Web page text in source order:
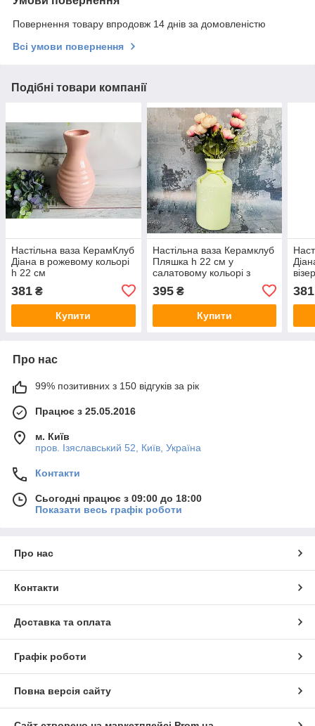
Повернення товару впродовж 14 днів за домовленістю
Всі умови повернення
Подібні товари компанії
Настільна ваза КерамКлуб
Діана в рожевому кольорі
h 22 см
381 ₴
Купити
Настільна ваза Керамклуб
Пляшка h 22 см у
салатовому кольорі з
395₴
Купити
381
Про нас
99% позитивних з 150 відгуків за рік
Працює з 25.05.2016
м. Київ
пров. Ізяславський 52, Київ, Україна
Контакти
Сьогодні працює з 09:00 до 18:00
Показати весь графік роботи
Про нас
Контакти
Доставка та оплата
Графік роботи
Повна версія сайту